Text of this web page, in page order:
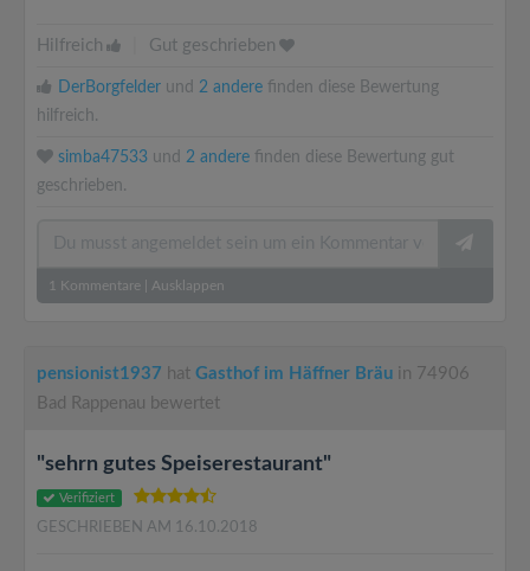
Hilfreich Gut geschrieben
DerBorgfelder und 2 andere finden diese Bewertung
hilfreich.
simba47533 und 2 andere finden diese Bewertung gut
geschrieben.
1 Kommentare Ausklappen
pensionist1937 hat Gasthof im Häffner Bräu in 74906
Bad Rappenau bewertet
"sehrn gutes Speiserestaurant"
Verifiziert
GESCHRIEBEN AM 16.10.2018